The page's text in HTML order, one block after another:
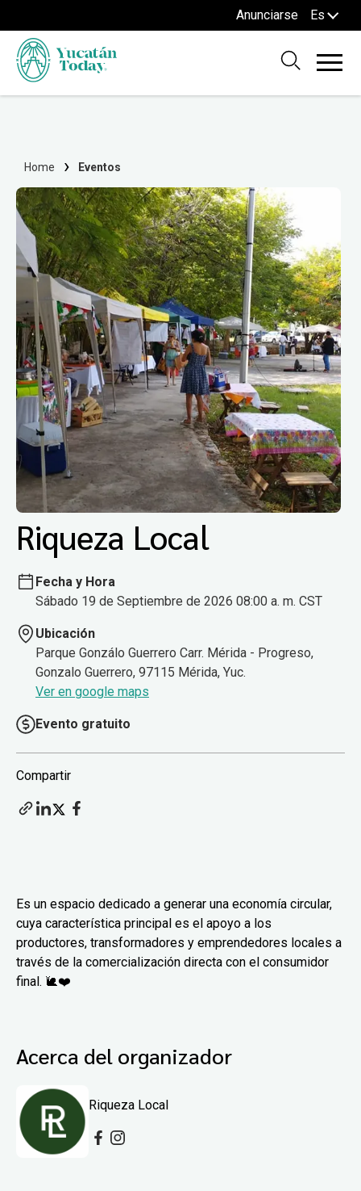
Anunciarse Es
Home Eventos
Riqueza Local
Fecha y Hora
Sábado 19 de Septiembre de 2026 08:00 a. m. CST
Ubicación
Parque Gonzálo Guerrero Carr. Mérida - Progreso,
Gonzalo Guerrero, 97115 Mérida, Yuc.
Ver en google maps
Evento gratuito
Compartir
Es un espacio dedicado a generar una economía circular,
cuya característica principal es el apoyo a los
productores, transformadores y emprendedores locales a
través de la comercialización directa con el consumidor
final. 🐌❤️
Acerca del organizador
Riqueza Local